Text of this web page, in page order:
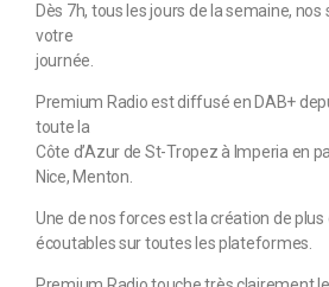
Dès 7h, tous les jours de la semaine,
votre
journée.
Premium Radio est diffusé en DAB+
toute la
Côte d’Azur de St-Tropez à Imperia en
Nice, Menton.
Une de nos forces est la création de
écoutables sur toutes les plateformes.